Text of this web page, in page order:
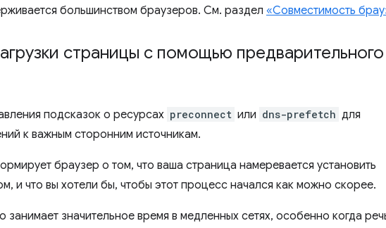
большинством браузеров. См. раздел «Совместимость
страницы с помощью предварительного
подсказок о ресурсах preconnect или dns-prefetch для
к важным сторонним источникам.
браузер о том, что ваша страница намеревается установить
и что вы хотели бы, чтобы этот процесс начался как можно скорее.
занимает значительное время в медленных сетях, особенно когда